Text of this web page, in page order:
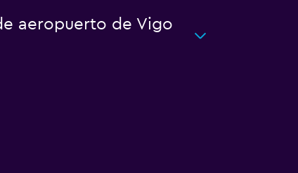
aeropuerto de Vigo